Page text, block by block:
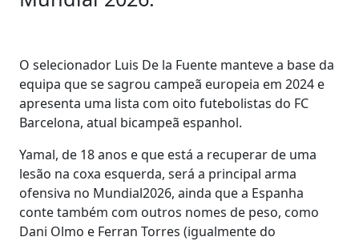
O selecionador Luis De la Fuente manteve a base da
equipa que se sagrou campeã europeia em 2024 e
apresenta uma lista com oito futebolistas do FC
Barcelona, atual bicampeã espanhol.
Yamal, de 18 anos e que está a recuperar de uma
lesão na coxa esquerda, será a principal arma
ofensiva no Mundial2026, ainda que a Espanha
conte também com outros nomes de peso, como
Dani Olmo e Ferran Torres (igualmente do